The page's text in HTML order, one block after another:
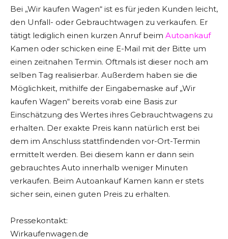
Bei „Wir kaufen Wagen“ ist es für jeden Kunden leicht,
den Unfall- oder Gebrauchtwagen zu verkaufen. Er
tätigt lediglich einen kurzen Anruf beim Autoankauf
Kamen oder schicken eine E-Mail mit der Bitte um
einen zeitnahen Termin. Oftmals ist dieser noch am
selben Tag realisierbar. Außerdem haben sie die
Möglichkeit, mithilfe der Eingabemaske auf „Wir
kaufen Wagen“ bereits vorab eine Basis zur
Einschätzung des Wertes ihres Gebrauchtwagens zu
erhalten. Der exakte Preis kann natürlich erst bei
dem im Anschluss stattfindenden vor-Ort-Termin
ermittelt werden. Bei diesem kann er dann sein
gebrauchtes Auto innerhalb weniger Minuten
verkaufen. Beim Autoankauf Kamen kann er stets
sicher sein, einen guten Preis zu erhalten.
Pressekontakt:
Wirkaufenwagen.de